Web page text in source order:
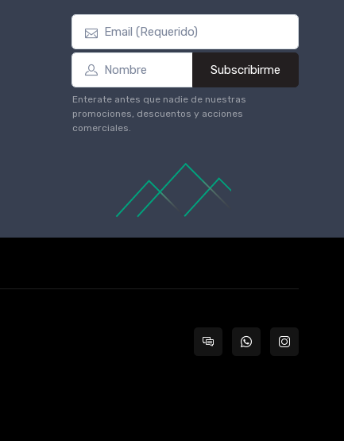
Subscribirme
Enterate antes que nadie de nuestras
promociones, descuentos y acciones
comerciales.